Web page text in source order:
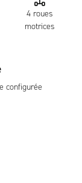
4 roues
motrices
configurée
de déversement